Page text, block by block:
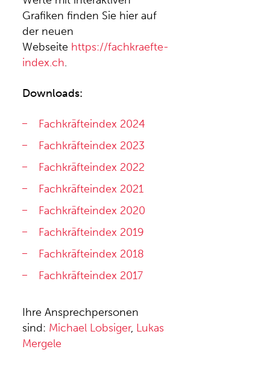
Grafiken finden Sie hier auf
der neuen
Webseite https://fachkraefte-
index.ch.
Downloads:
Fachkräfteindex 2024
Fachkräfteindex 2023
Fachkräfteindex 2022
Fachkräfteindex 2021
Fachkräfteindex 2020
Fachkräfteindex 2019
Fachkräfteindex 2018
Fachkräfteindex 2017
Ihre Ansprechpersonen
sind: Michael Lobsiger, Lukas
Mergele